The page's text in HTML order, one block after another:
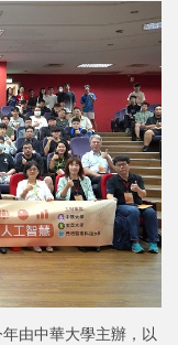
由中華大學主辦，以